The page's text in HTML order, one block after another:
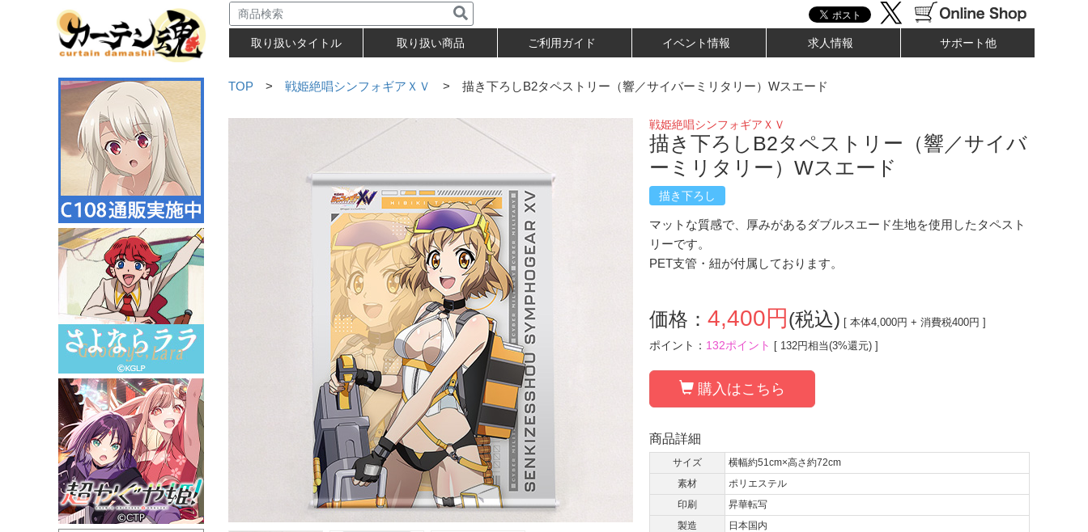
取り扱いタイトル 取り扱い商品 ご利用ガイド イベント情報 求人情報 サポート他
TOP > 戦姫絶唱シンフォギアＸＶ > 描き下ろしB2タペストリー（響／サイバーミリタリー）Wスエード
戦姫絶唱シンフォギアＸＶ
描き下ろしB2タペストリー（響／サイバ
ーミリタリー）Wスエード
描き下ろし
マットな質感で、厚みがあるダブルスエード生地を使用したタペスト
リーです。
PET支管・紐が付属しております。
価格： 4,400円 (税込) [ 本体4,000円 + 消費税400円 ]
ポイント： 132ポイント [ 132円相当(3%還元) ]
購入はこちら
商品詳細
サイズ
横幅約51cm×高さ約72cm
素材
ポリエステル
印刷
昇華転写
製造
日本国内